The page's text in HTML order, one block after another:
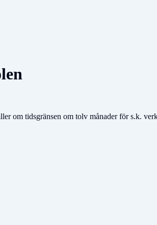
om tidsgränsen om tolv månader för s.k.